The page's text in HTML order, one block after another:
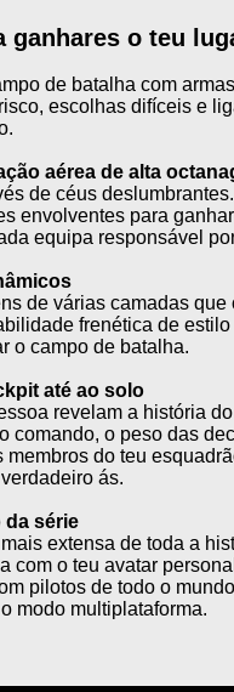
ganhares o teu
de batalha com
escolhas difíceis e
aérea de alta
de céus
envolventes para
equipa responsável
de várias camadas que
frenética de
o campo de batalha.
até ao solo
revelam a história
comando, o peso das
do teu
ás.
da série
extensa de toda a
com o teu avatar
pilotos de todo o
modo multiplataforma.